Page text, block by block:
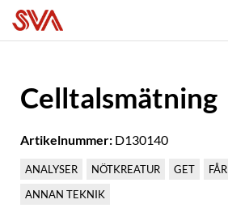
Celltalsmätning
Artikelnummer: D130140
ANALYSER NÖTKREATUR GET FÅR
ANNAN TEKNIK